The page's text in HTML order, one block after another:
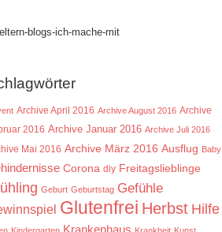
Archive April 2016 Archive August 2016 Archive
2016 Archive Januar 2016 Archive Juli 2016
Mai 2016 Archive März 2016 Ausflug Baby
Corona diy Freitagslieblinge
Geburt Geburtstag Gefühle
Glutenfrei Herbst Hilfe
Krankenhaus